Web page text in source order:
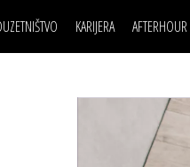
KARIJERA
MOJ UGAO
AFTERHOUR
KNJIGE
AUTO
POSAO
MOJ UGAO
USAVRŠAVANJE
KNOW-HOW
FILM I
AUTO
STIL